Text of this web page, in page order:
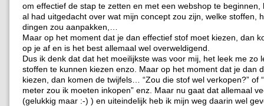
om effectief de stap te zetten en met een webshop te beginnen,
al had uitgedacht over wat mijn concept zou zijn, welke stoffen,
dingen zou aanpakken,…
Maar op het moment dat je dan effectief stof moet kiezen, dan
op je af en is het best allemaal wel overweldigend.
Dus ik denk dat dat het moeilijkste was voor mij, het leek me zo
stoffen te kunnen kiezen enzo. Maar op het moment dat je dan
kiezen, dan komen de twijfels… “Zou die stof wel verkopen?” of
meter zou ik moeten inkopen” enz. Maar nu gaat dat allemaal
(gelukkig maar :-) ) en uiteindelijk heb ik mijn weg daarin wel